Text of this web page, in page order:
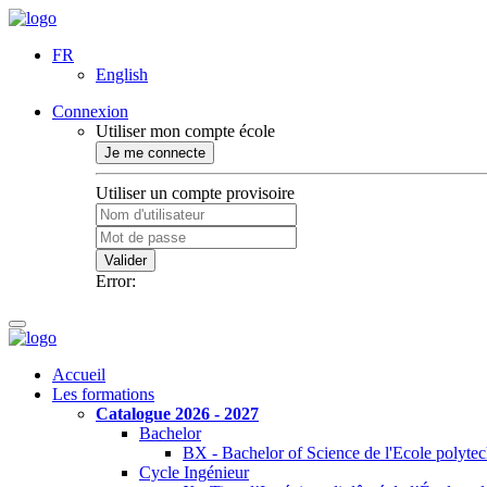
FR
English
Connexion
Utiliser mon compte école
Je me connecte
Utiliser un compte provisoire
Valider
Error:
Accueil
Les formations
Catalogue 2026 - 2027
Bachelor
BX - Bachelor of Science de l'Ecole
Cycle Ingénieur